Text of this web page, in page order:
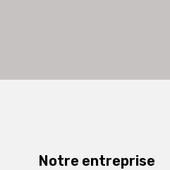
Notre entreprise